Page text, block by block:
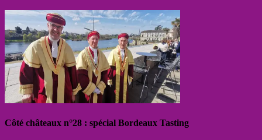
Côté châteaux n°28 : spécial Bordeaux Tasting